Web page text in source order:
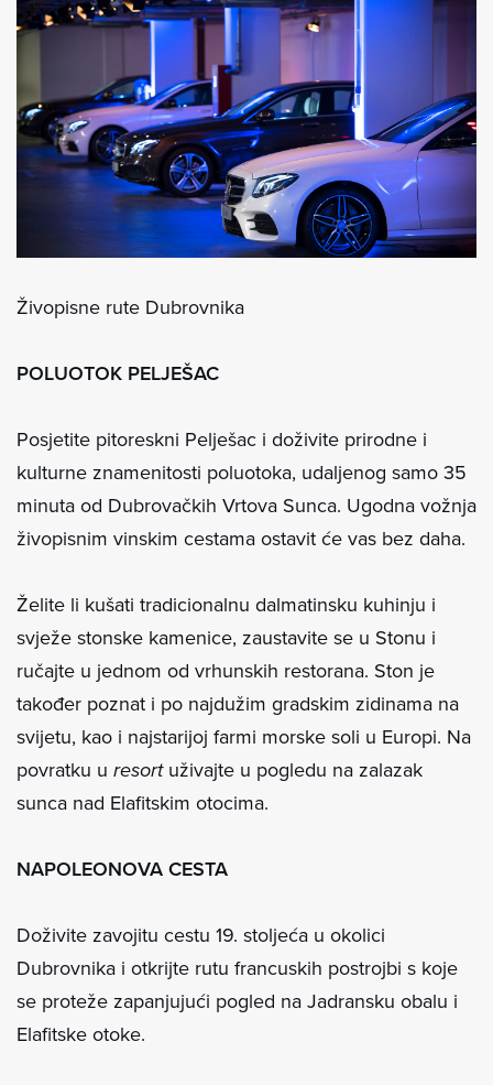
Živopisne rute Dubrovnika
POLUOTOK PELJEŠAC
Posjetite pitoreskni Pelješac i doživite prirodne i
kulturne znamenitosti poluotoka, udaljenog samo 35
minuta od Dubrovačkih Vrtova Sunca. Ugodna vožnja
živopisnim vinskim cestama ostavit će vas bez daha.
Želite li kušati tradicionalnu dalmatinsku kuhinju i
svježe stonske kamenice, zaustavite se u Stonu i
ručajte u jednom od vrhunskih restorana. Ston je
također poznat i po najdužim gradskim zidinama na
svijetu, kao i najstarijoj farmi morske soli u Europi. Na
povratku u resortuživajte u pogledu na zalazak
sunca nad Elafitskim otocima.
NAPOLEONOVA CESTA
Doživite zavojitu cestu 19. stoljeća u okolici
Dubrovnika i otkrijte rutu francuskih postrojbi s koje
se proteže zapanjujući pogled na Jadransku obalu i
Elafitske otoke.